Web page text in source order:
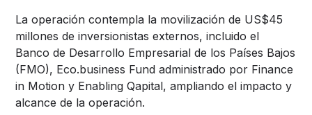
La operación contempla la movilización de US$45
millones de inversionistas externos, incluido el
Banco de Desarrollo Empresarial de los Países Bajos
(FMO), Eco.business Fund administrado por Finance
in Motion y Enabling Qapital, ampliando el impacto y
alcance de la operación.